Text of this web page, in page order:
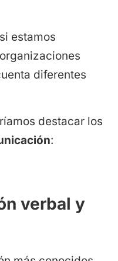
estamos
diferentes
destacar los
:
verbal y